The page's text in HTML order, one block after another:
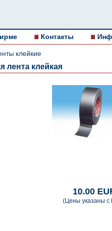
Контакты
клейкие
лента клейкая
10.00
(Цены указаны